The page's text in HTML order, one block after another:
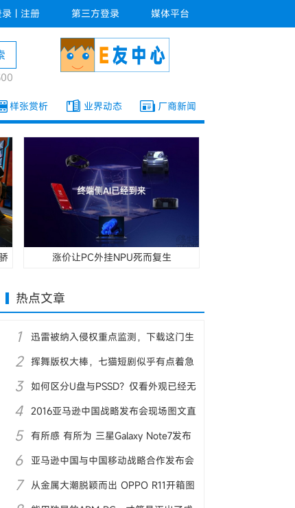
| 注册 第三方登录 媒体平台
样张赏析 业界动态 厂商新闻
涨价让PC外挂NPU死而复生
热点文章
1
迅雷被纳入侵权重点监测，下载这门生
意不好做了
2
挥舞版权大棒，七猫短剧似乎有点着急
3
如何区分U盘与PSSD？仅看外观已经无
效4
2016亚马逊中国战略发布会现场图文直
5
有所感 有所为 三星Galaxy Note7发布
会图文直播
6
亚马逊中国与中国移动战略合作发布会
图文直播
7
从金属大潮脱颖而出 OPPO R11开箱图